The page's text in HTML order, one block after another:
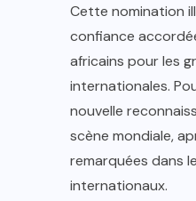
Cette nomination
confiance
africains pour les
internationales.
nouvelle
scène mondiale,
remarquées dans
internationaux.